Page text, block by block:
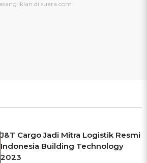
J&T Cargo Jadi Mitra Logistik Resmi
Indonesia Building Technology
2023